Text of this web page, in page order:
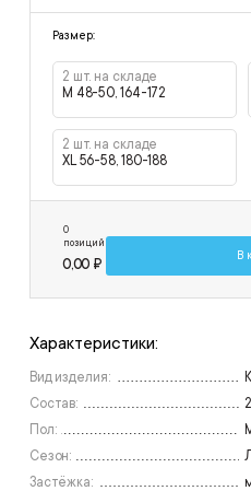
Размер:
2 шт. на складе
M 48-50, 164-172
2 шт. на складе
XL 56-58, 180-188
0
позиций
0,00 ₽
В
Характеристики:
Вид изделия:
Состав:
Пол:
Сезон:
Застёжка: